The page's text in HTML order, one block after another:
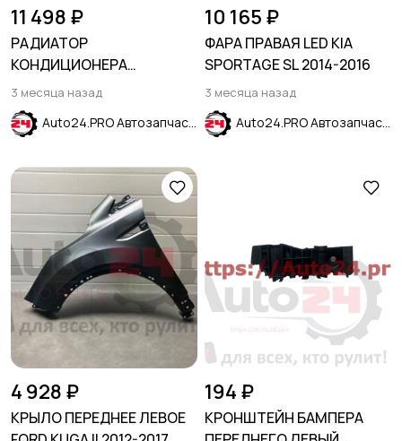
11 498 ₽
РАДИАТОР
КОНДИЦИОНЕРА
720x400x12 AT/MT
1,5T/2,0T/2,5HIBRID FORD
ESCAPE 2019-/MAVERICK
3 месяца назад
Auto24.PRO Автозапчасти
10 165 ₽
ФАРА ПРАВАЯ LED KIA
SPORTAGE SL 2014-2016
3 месяца назад
Auto24.PRO Автозапчасти
4 928 ₽
КРЫЛО ПЕРЕДНЕЕ ЛЕВОЕ
194 ₽
КРОНШТЕЙН БАМПЕРА